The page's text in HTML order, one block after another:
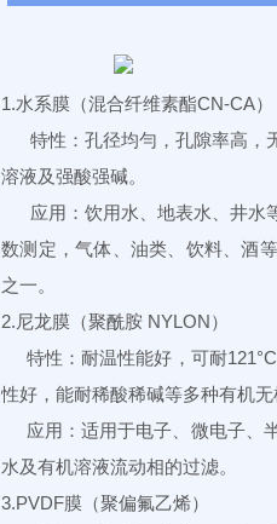
1.水系膜（混合纤维素酯CN-CA）
特性：孔径均勻，孔隙率高，
溶液及强酸强碱。
应用：饮用水、地表水、井水
数测定，气体、油类、饮料、酒
之一。
2.尼龙膜（聚酰胺 NYLON）
特性：耐温性能好，可耐
性好，能耐稀酸稀碱等多种有机无
应用：适用于电子、微电子、
水及有机溶液流动相的过滤。
3.PVDF膜（聚偏氟乙烯）